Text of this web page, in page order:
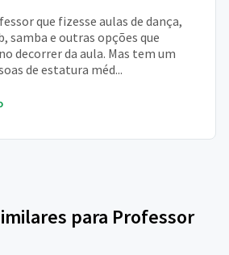
que fizesse aulas de dança,
samba e outras opções que
decorrer da aula. Mas tem um
de estatura méd...
para Professor